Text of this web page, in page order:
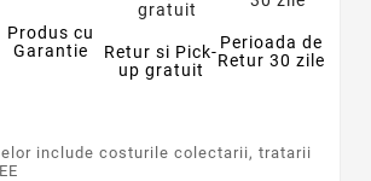
Produs cu
Garantie
Retur si Pick-
up gratuit
Perioada de
Retur 30 zile
include costurile colectarii, tratarii